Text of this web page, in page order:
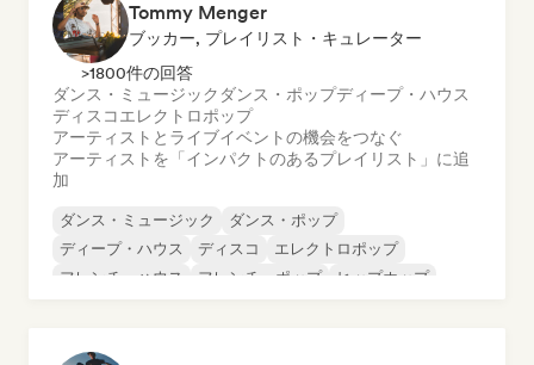
Tommy Menger
ブッカー, プレイリスト・キュレーター
>1800件の回答
ダンス・ミュージック ダンス・ポップディープ・ハウス
ディスコエレクトロポップ
アーティストとライブイベントの機会をつなぐ
アーティストを「インパクトのあるプレイリスト」に追
加
ダンス・ミュージック
ダンス・ポップ
ディープ・ハウス
ディスコ
エレクトロポップ
フレンチ・ハウス
フレンチ・ポップ ヒップホップ